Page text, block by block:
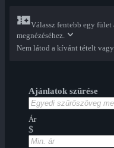
Válassz fentebb egy
megnézéséhez.
Nem látod a kívánt tételt vagy
Ajánlatok szűrése
Ár
$